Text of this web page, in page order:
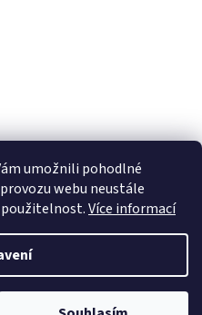
umožnili pohodlné
webu neustále
použitelnost.Více informací
. Všechna práva vyhrazena.